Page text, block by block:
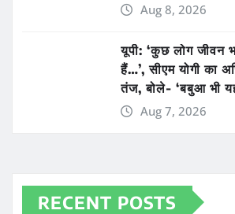
Aug 8, 2026
यूपी: ‘कुछ लोग जीवन
हैं…’, सीएम योगी का
तंज, बोले- ‘बबुआ भी
Aug 7, 2026
RECENT POSTS